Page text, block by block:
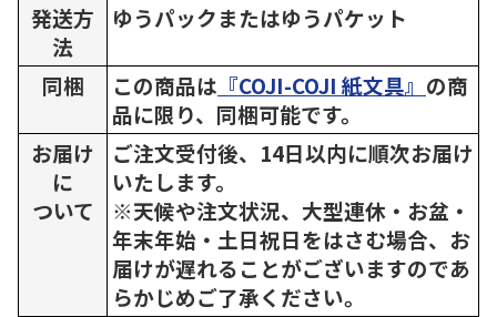
発送方
法
ゆうパックまたはゆうパケット
同梱 この商品は 『COJI-COJI 紙文具』 の商
品に限り、同梱可能です。
お届け
に
ついて
ご注文受付後、14日以内に順次お届け
いたします。
※天候や注文状況、大型連休・お盆・
年末年始・土日祝日をはさむ場合、お
届けが遅れることがございますのであ
らかじめご了承ください。